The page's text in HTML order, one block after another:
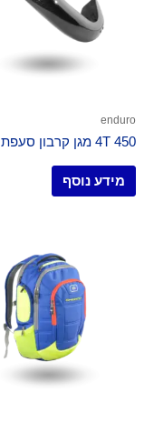
enduro
450 4T מגן קרבון סעפת פליטה
מידע נוסף